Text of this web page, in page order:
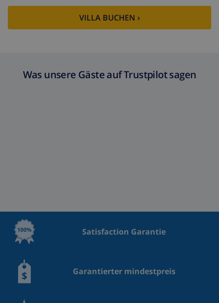
VILLA BUCHEN ›
Was unsere Gäste auf Trustpilot sagen
Satisfaction Garantie
Garantierter mindestpreis